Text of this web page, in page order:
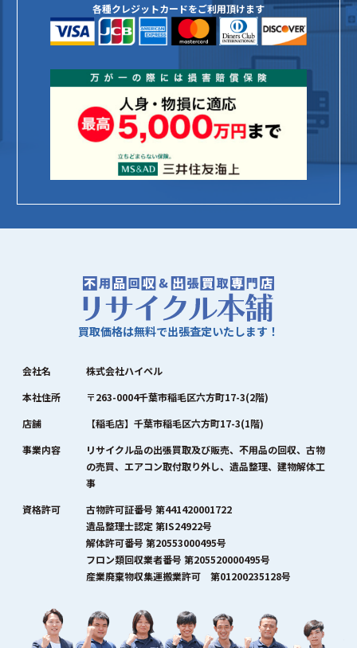
各種クレジットカードをご利用頂けます
買取価格は無料で出張査定いたします！
会社名
株式会社ハイペル
本社住所
〒263-0004千葉市稲毛区六方町17-3(2階)
店舗
【稲毛店】千葉市稲毛区六方町17-3(1階)
事業内容
リサイクル品の出張買取及び販売、不用品の回収、古物
の売買、エアコン取付取り外し、遺品整理、建物解体工
事
資格許可
古物許可証番号 第441420001722
遺品整理士認定 第IS24922号
解体許可番号 第20553000495号
フロン類回収業者番号 第205520000495号
産業廃棄物収集運搬業許可 第01200235128号